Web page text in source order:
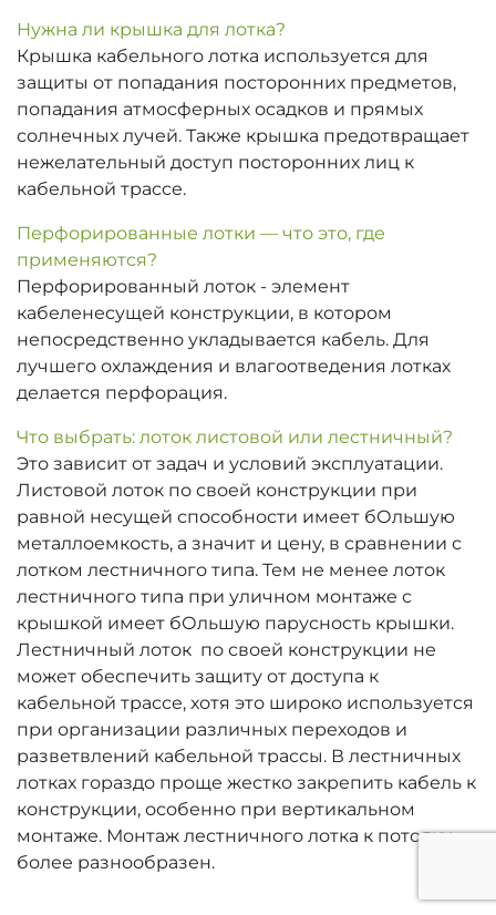
Нужна ли крышка для лотка?
Крышка кабельного лотка используется для
защиты от попадания посторонних предметов,
попадания атмосферных осадков и прямых
солнечных лучей. Также крышка предотвращает
нежелательный доступ посторонних лиц к
кабельной трассе.
Перфорированные лотки — что это, где
применяются?
Перфорированный лоток - элемент
кабеленесущей конструкции, в котором
непосредственно укладывается кабель. Для
лучшего охлаждения и влагоотведения лотках
делается перфорация.
Что выбрать: лоток листовой или лестничный?
Это зависит от задач и условий эксплуатации.
Листовой лоток по своей конструкции при
равной несущей способности имеет бОльшую
металлоемкость, а значит и цену, в сравнении с
лотком лестничного типа. Тем не менее лоток
лестничного типа при уличном монтаже с
крышкой имеет бОльшую парусность крышки.
Лестничный лоток по своей конструкции не
может обеспечить защиту от доступа к
кабельной трассе, хотя это широко используется
при организации различных переходов и
разветвлений кабельной трассы. В лестничных
лотках гораздо проще жестко закрепить кабель к
конструкции, особенно при вертикальном
монтаже. Монтаж лестничного лотка к потолку
более разнообразен.